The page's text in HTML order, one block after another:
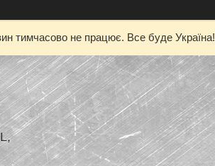
тимчасово не працює. Все буде Україна!